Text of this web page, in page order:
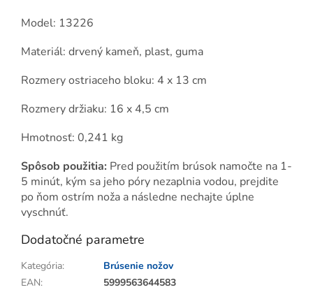
Model: 13226
Materiál: drvený kameň, plast, guma
Rozmery ostriaceho bloku: 4 x 13 cm
Rozmery držiaku: 16 x 4,5 cm
Hmotnosť: 0,241 kg
Spôsob použitia: Pred použitím brúsok namočte na 1-
5 minút, kým sa jeho póry nezaplnia vodou, prejdite
po ňom ostrím noža a následne nechajte úplne
vyschnúť.
Dodatočné parametre
Kategória:
Brúsenie nožov
EAN:
5999563644583